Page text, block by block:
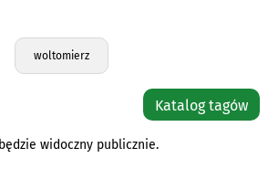
woltomierz
Katalog tagów
widoczny publicznie.